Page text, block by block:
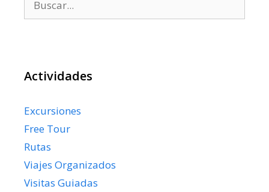
Actividades
Excursiones
Free Tour
Rutas
Viajes Organizados
Visitas Guiadas